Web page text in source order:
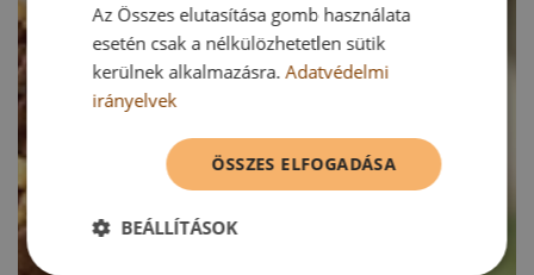
Az Összes elutasítása gomb használata
esetén csak a nélkülözhetetlen sütik
kerülnek alkalmazásra.Adatvédelmi
irányelvek
ÖSSZES ELFOGADÁSA
BEÁLLÍTÁSOK